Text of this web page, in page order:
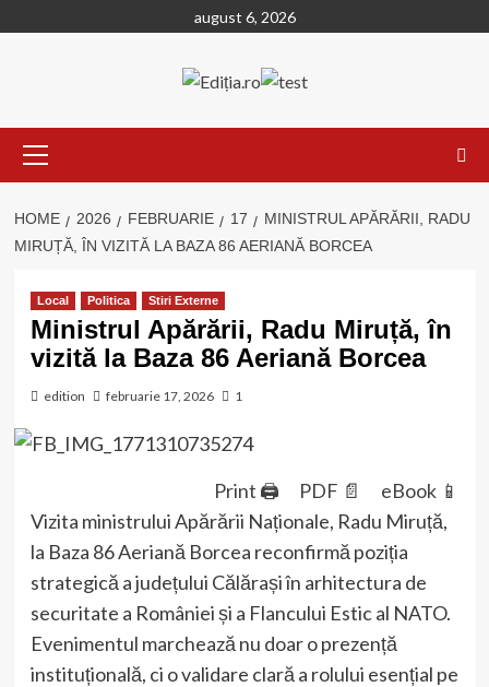
to
august 6, 2026
Menu
HOME 2026 FEBRUARIE 17
MINISTRUL APĂRĂRII, RADU
MIRUȚĂ, ÎN VIZITĂ LA BAZA 86 AERIANĂ BORCEA
Local Politica Stiri Externe
Ministrul Apărării, Radu Miruță, în
vizită la Baza 86 Aeriană Borcea
edition februarie 17, 2026 1
Print 🖨 PDF 📄
eBook 📱
Vizita ministrului Apărării Naționale, Radu Miruță,
la Baza 86 Aeriană Borcea reconfirmă poziția
strategică a județului Călărași în arhitectura de
securitate a României și a Flancului Estic al NATO.
Evenimentul marchează nu doar o prezență
instituțională, ci o validare clară a rolului esențial pe